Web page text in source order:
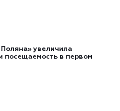
увеличила
посещаемость в первом